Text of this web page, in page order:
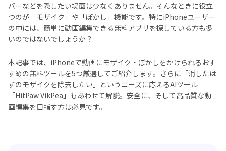
バーなどを隠したい場面は少なくありません。そんなときに役立
つのが「モザイク」や「ぼかし」機能です。特にiPhoneユーザー
の中には、簡単に動画編集できる無料アプリを探している方も多
いのではないでしょうか？
本記事では、iPhoneで動画にモザイク・ぼかしをかけられるおす
すめの無料ツールを5つ厳選してご紹介します。さらに「消したは
ずのモザイクを除去したい」というニーズに応えるAIツール
「HitPaw VikPea」もあわせて解説。安全に、そして高品質な動
画編集を目指す方は必見です。